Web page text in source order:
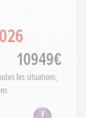
10949€
les situations,